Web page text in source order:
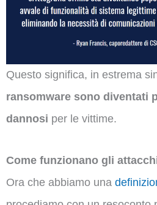
Questo significa, in estrema
ransomware sono diventati
dannosi per le vittime.
Come funzionano gli
Ora che abbiamo una